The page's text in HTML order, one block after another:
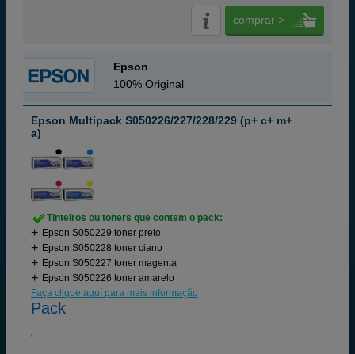
comprar >
Epson
100% Original
Epson Multipack S050226/227/228/229 (p+ c+ m+
a)
Tinteiros ou toners que contem o pack:
Epson S050229 toner preto
Epson S050228 toner ciano
Epson S050227 toner magenta
Epson S050226 toner amarelo
Faça clique aquí para mais informação
Pack